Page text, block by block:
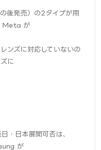
後発売）の2タイプが用
Meta が
ンズに対応していないの
に
・日本展開可否は、
が